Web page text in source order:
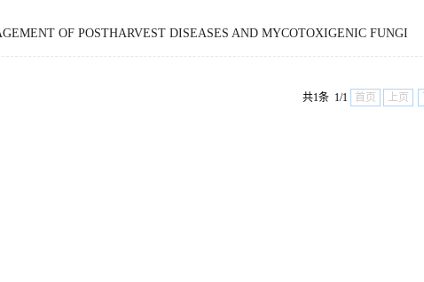
OF POSTHARVEST DISEASES AND MYCOTOXIGENIC FUNGI
共1条 1/1 首页 上页